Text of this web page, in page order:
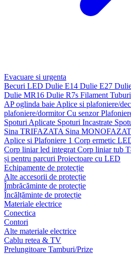
Evacuare si urgenta
Becuri LED Dulie E14 Dulie E27
Dulie MR16 Dulie R7s Filament
AP oglinda baie Aplice si plafoniere/
plafoniere/dormitorCu senzor
Spoturi Aplicate Spoturi Incastrate
Sina TRIFAZATA Sina
Aplice si Plafoniere 1 Corp ermetic
Corp liniar led integrat Corp liniar tub
și pentru parcuri Proiectoare cu LED
Echipamente de protecție
Alte accesorii de protecție
Îmbrăcăminte de protecție
Încălțăminte de protecție
Materiale electrice
Conectica
Contori
Alte materiale electrice
Cablu retea & TV
Prelungitoare Tamburi/Prize